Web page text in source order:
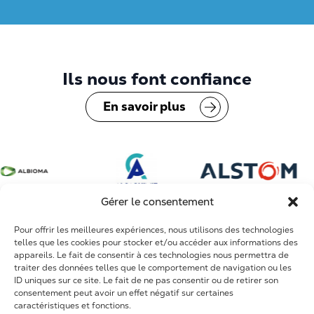
Gérer le consentement
Pour offrir les meilleures expériences, nous utilisons des technologies
telles que les cookies pour stocker et/ou accéder aux informations des
appareils. Le fait de consentir à ces technologies nous permettra de
traiter des données telles que le comportement de navigation ou les
ID uniques sur ce site. Le fait de ne pas consentir ou de retirer son
consentement peut avoir un effet négatif sur certaines
caractéristiques et fonctions.
Ils nous font confiance
En savoir plus